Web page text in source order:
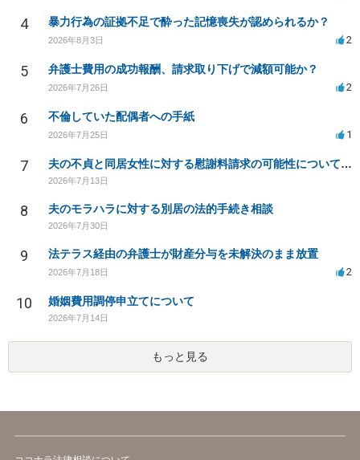
4 暴力行為の証拠不足で酔った記憶喪失が認められるか？
2026年8月3日 2
5 弁護士費用の成功報酬、請求取り下げで減額可能か？
2026年7月26日 2
6 不倫していた配偶者への手紙
2026年7月25日 1
7 夫の不貞と同居女性に対する慰謝料請求の可能性について相談
2026年7月13日
8 夫のモラハラに対する別居の法的手続き相談
2026年7月30日
9 法テラス経由の弁護士が財産分与を未解決のまま放置
2026年7月18日 2
10 婚姻費用調停申立てについて
2026年7月14日
もっと見る